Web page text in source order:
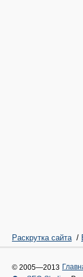
Раскрутка сайта/
© 2005—2013